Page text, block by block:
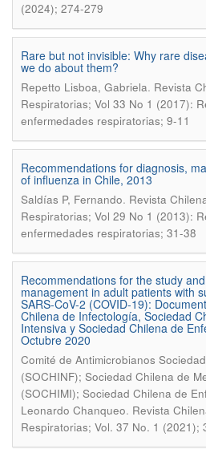
(2024); 274-279
Rare but not invisible: Why rare
we do about them?
Repetto Lisboa, Gabriela. Revista
Respiratorias; Vol 33 No 1 (2017):
enfermedades respiratorias; 9-11
Recommendations for diagnosis,
of influenza in Chile, 2013
Saldías P, Fernando. Revista
Respiratorias; Vol 29 No 1 (2013):
enfermedades respiratorias; 31-38
Recommendations for the study
management in adult patients with
SARS-CoV-2 (COVID-19):
Chilena de Infectología, Sociedad
Intensiva y Sociedad Chilena de
Octubre 2020
Comité de Antimicrobianos
(SOCHINF); Sociedad Chilena de
(SOCHIMI); Sociedad Chilena de
Leonardo Chanqueo. Revista
Respiratorias; Vol. 37 No. 1 (2021);